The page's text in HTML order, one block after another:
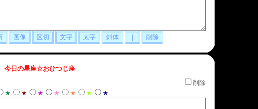
今日の星座☆おひつじ座
削除
★ ★ ★ ★ ★ ★ ★